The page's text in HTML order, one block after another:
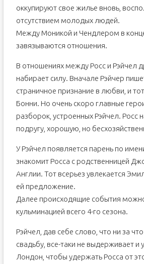
оккупируют свое жилье вновь,
отсутствием молодых людей.
Между Моникой и Чендлером в
завязываются отношения.
В отношениях между Росс и Рэйчел
набирает силу. Вначале Рэйчер
страничное признание в любви, и
Бонни. Но очень скоро главные
разборок, устроенных Рэйчел. Росс
подругу, хорошую, но
У Рэйчел появляется парень по
знакомит Росса с родственницей
Англии. Тот всерьез увлекается
ей предложение.
Далее происходящие события
кульминацией всего 4-го сезона.
Рэйчел, дав себе слово, что ни за
свадьбу, все-таки не выдерживает и
Лондон, чтобы удержать Росса от